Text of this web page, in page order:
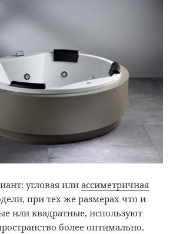
угловая илиассиметричная
при тех же размерах что и
или квадратные, используют
более оптимально.